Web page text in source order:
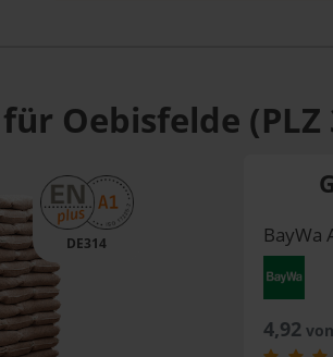
Oebisfelde (PLZ
DE314 BayWa
4,92